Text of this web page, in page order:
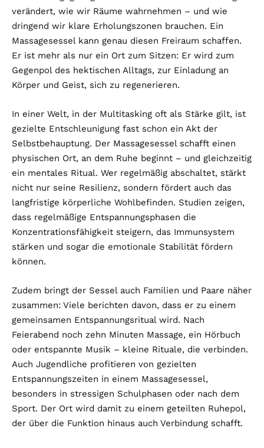
verändert, wie wir Räume wahrnehmen – und wie
dringend wir klare Erholungszonen brauchen. Ein
Massagesessel kann genau diesen Freiraum schaffen.
Er ist mehr als nur ein Ort zum Sitzen: Er wird zum
Gegenpol des hektischen Alltags, zur Einladung an
Körper und Geist, sich zu regenerieren.
In einer Welt, in der Multitasking oft als Stärke gilt, ist
gezielte Entschleunigung fast schon ein Akt der
Selbstbehauptung. Der Massagesessel schafft einen
physischen Ort, an dem Ruhe beginnt – und gleichzeitig
ein mentales Ritual. Wer regelmäßig abschaltet, stärkt
nicht nur seine Resilienz, sondern fördert auch das
langfristige körperliche Wohlbefinden. Studien zeigen,
dass regelmäßige Entspannungsphasen die
Konzentrationsfähigkeit steigern, das Immunsystem
stärken und sogar die emotionale Stabilität fördern
können.
Zudem bringt der Sessel auch Familien und Paare näher
zusammen: Viele berichten davon, dass er zu einem
gemeinsamen Entspannungsritual wird. Nach
Feierabend noch zehn Minuten Massage, ein Hörbuch
oder entspannte Musik – kleine Rituale, die verbinden.
Auch Jugendliche profitieren von gezielten
Entspannungszeiten in einem Massagesessel,
besonders in stressigen Schulphasen oder nach dem
Sport. Der Ort wird damit zu einem geteilten Ruhepol,
der über die Funktion hinaus auch Verbindung schafft.